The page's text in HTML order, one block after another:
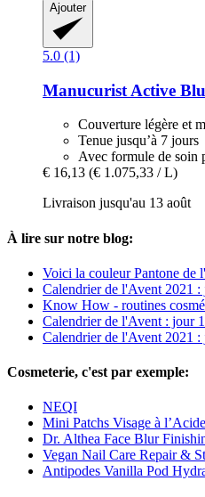
Ajouter
5.0 (1)
Manucurist Active
Couverture légère et
Tenue jusqu’à 7 jours
Avec formule de soin
€ 16,13 (€ 1.075,33 / L)
Livraison jusqu'au 13 août
À lire sur notre blog:
Voici la couleur Pantone de
Calendrier de l'Avent 2021 :
Know How - routines
Calendrier de l'Avent : jour
Calendrier de l'Avent 2021 :
Cosmeterie, c'est par exemple:
NEQI
Mini Patchs Visage à
Dr. Althea Face Blur
Vegan Nail Care Repair &
Antipodes Vanilla Pod